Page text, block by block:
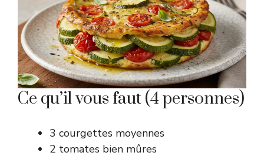
Ce qu’il vous faut (4 personnes)
3 courgettes moyennes
2 tomates bien mûres